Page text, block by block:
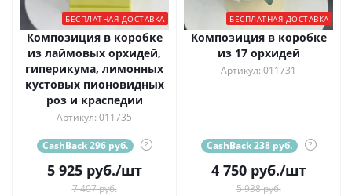
БЕСПЛАТНАЯ ДОСТАВКА
Композиция в коробке
из лаймовых орхидей,
гиперикума, лимонных
кустовых пионовидных
роз и краспедии
Артикул: 011735
CashBack 296 руб. ?
5 925руб./шт
7 407 руб.
БЕСПЛАТНАЯ ДОСТАВКА
Композиция в коробке
из 17 орхидей
Артикул: 011731
CashBack 238 руб. ?
4 750руб./шт
5 938 руб.